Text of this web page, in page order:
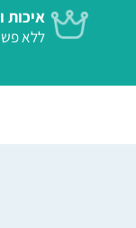
איכות
ללא